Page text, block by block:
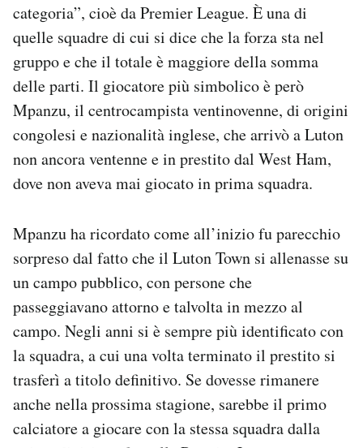
categoria”, cioè da Premier League. È una di
quelle squadre di cui si dice che la forza sta nel
gruppo e che il totale è maggiore della somma
delle parti. Il giocatore più simbolico è però
Mpanzu, il centrocampista ventinovenne, di origini
congolesi e nazionalità inglese, che arrivò a Luton
non ancora ventenne e in prestito dal West Ham,
dove non aveva mai giocato in prima squadra.
Mpanzu ha ricordato come all’inizio fu parecchio
sorpreso dal fatto che il Luton Town si allenasse su
un campo pubblico, con persone che
passeggiavano attorno e talvolta in mezzo al
campo. Negli anni si è sempre più identificato con
la squadra, a cui una volta terminato il prestito si
trasferì a titolo definitivo. Se dovesse rimanere
anche nella prossima stagione, sarebbe il primo
calciatore a giocare con la stessa squadra dalla